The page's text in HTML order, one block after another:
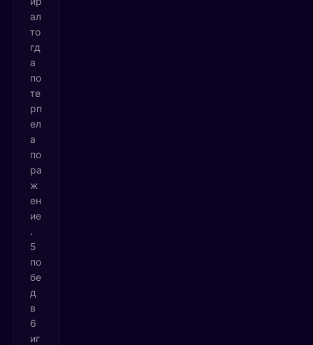
ал
то
гд
а
по
те
рп
ел
а
по
ра
ж
ен
ие
.
5
по
бе
д
в
6
иг